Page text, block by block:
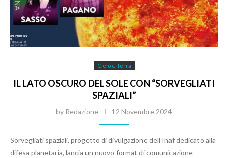
Cielo e Terra
IL LATO OSCURO DEL SOLE CON “SORVEGLIATI
SPAZIALI”
by Redazione 12 Novembre 2024
Sorvegliati spaziali, progetto di divulgazione dell’Inaf dedicato alla
difesa planetaria, lancia un nuovo format di comunicazione